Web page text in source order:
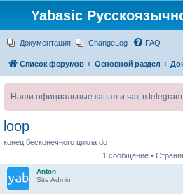
Yabasic
Документация ChangeLog FAQ
Список форумов Основной раздел
Наши официальные канал и чат в
loop
конец бесконечного цикла do
1 сообщение •
Anton
Site Admin